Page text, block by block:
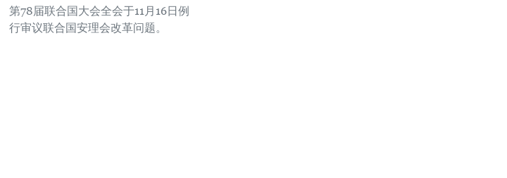
第78届联合国大会全会于11月16日例
行审议联合国安理会改革问题。